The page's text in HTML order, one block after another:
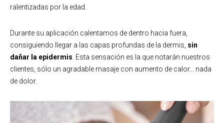
ralentizadas por la edad.
Durante su aplicación calentamos de dentro hacia fuera,
consiguiendo llegar a las capas profundas de la dermis, sin
dañar la epidermis. Esta sensación es la que notarán nuestros
clientes, sólo un agradable masaje con aumento de calor… nada
de dolor.